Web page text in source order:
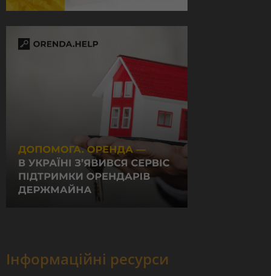
Інформаційні ресурси